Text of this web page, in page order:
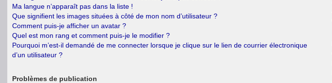
Ma langue n’apparaît pas dans la liste !
Que signifient les images situées à côté de mon nom d’utilisateur ?
Comment puis-je afficher un avatar ?
Quel est mon rang et comment puis-je le modifier ?
Pourquoi m’est-il demandé de me connecter lorsque je clique sur le lien de courrier électronique
d’un utilisateur ?
Problèmes de publication